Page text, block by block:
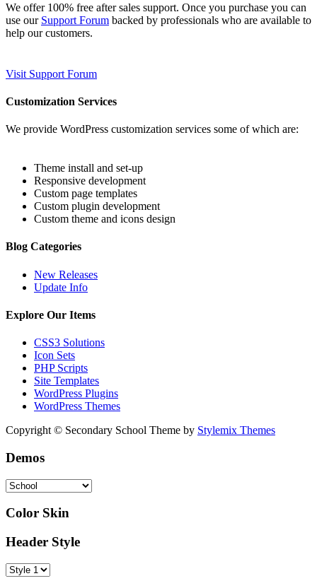
We offer 100% free after sales support. Once you purchase you can
use our Support Forum backed by professionals who are available to
help our customers.
Visit Support Forum
Customization Services
We provide WordPress customization services some of which are:
Theme install and set-up
Responsive development
Custom page templates
Custom plugin development
Custom theme and icons design
Blog Categories
New Releases
Update Info
Explore Our Items
CSS3 Solutions
Icon Sets
PHP Scripts
Site Templates
WordPress Plugins
WordPress Themes
Copyright © Secondary School Theme by Stylemix Themes
Demos
Color Skin
Header Style